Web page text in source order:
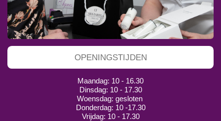
OPENINGSTIJDEN
Maandag: 10 - 16.30
Dinsdag: 10 - 17.30
Woensdag: gesloten
Donderdag: 10 -17.30
Vrijdag: 10 - 17.30